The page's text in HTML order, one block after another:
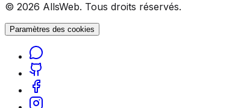
© 2026 AllsWeb. Tous droits réservés.
Paramètres des cookies